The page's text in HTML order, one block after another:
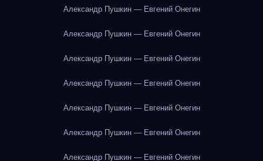
Александр Пушкин — Евгений Онегин
Александр Пушкин — Евгений Онегин
Александр Пушкин — Евгений Онегин
Александр Пушкин — Евгений Онегин
Александр Пушкин — Евгений Онегин
Александр Пушкин — Евгений Онегин
Александр Пушкин — Евгений Онегин